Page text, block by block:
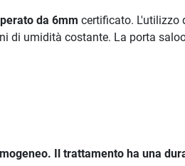
da 6mm certificato. L'utilizzo
di umidità costante. La porta
Il trattamento ha una